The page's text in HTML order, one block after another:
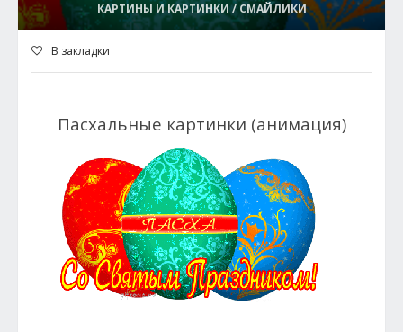
КАРТИНЫ И КАРТИНКИ / СМАЙЛИКИ
В закладки
Пасхальные картинки (анимация)